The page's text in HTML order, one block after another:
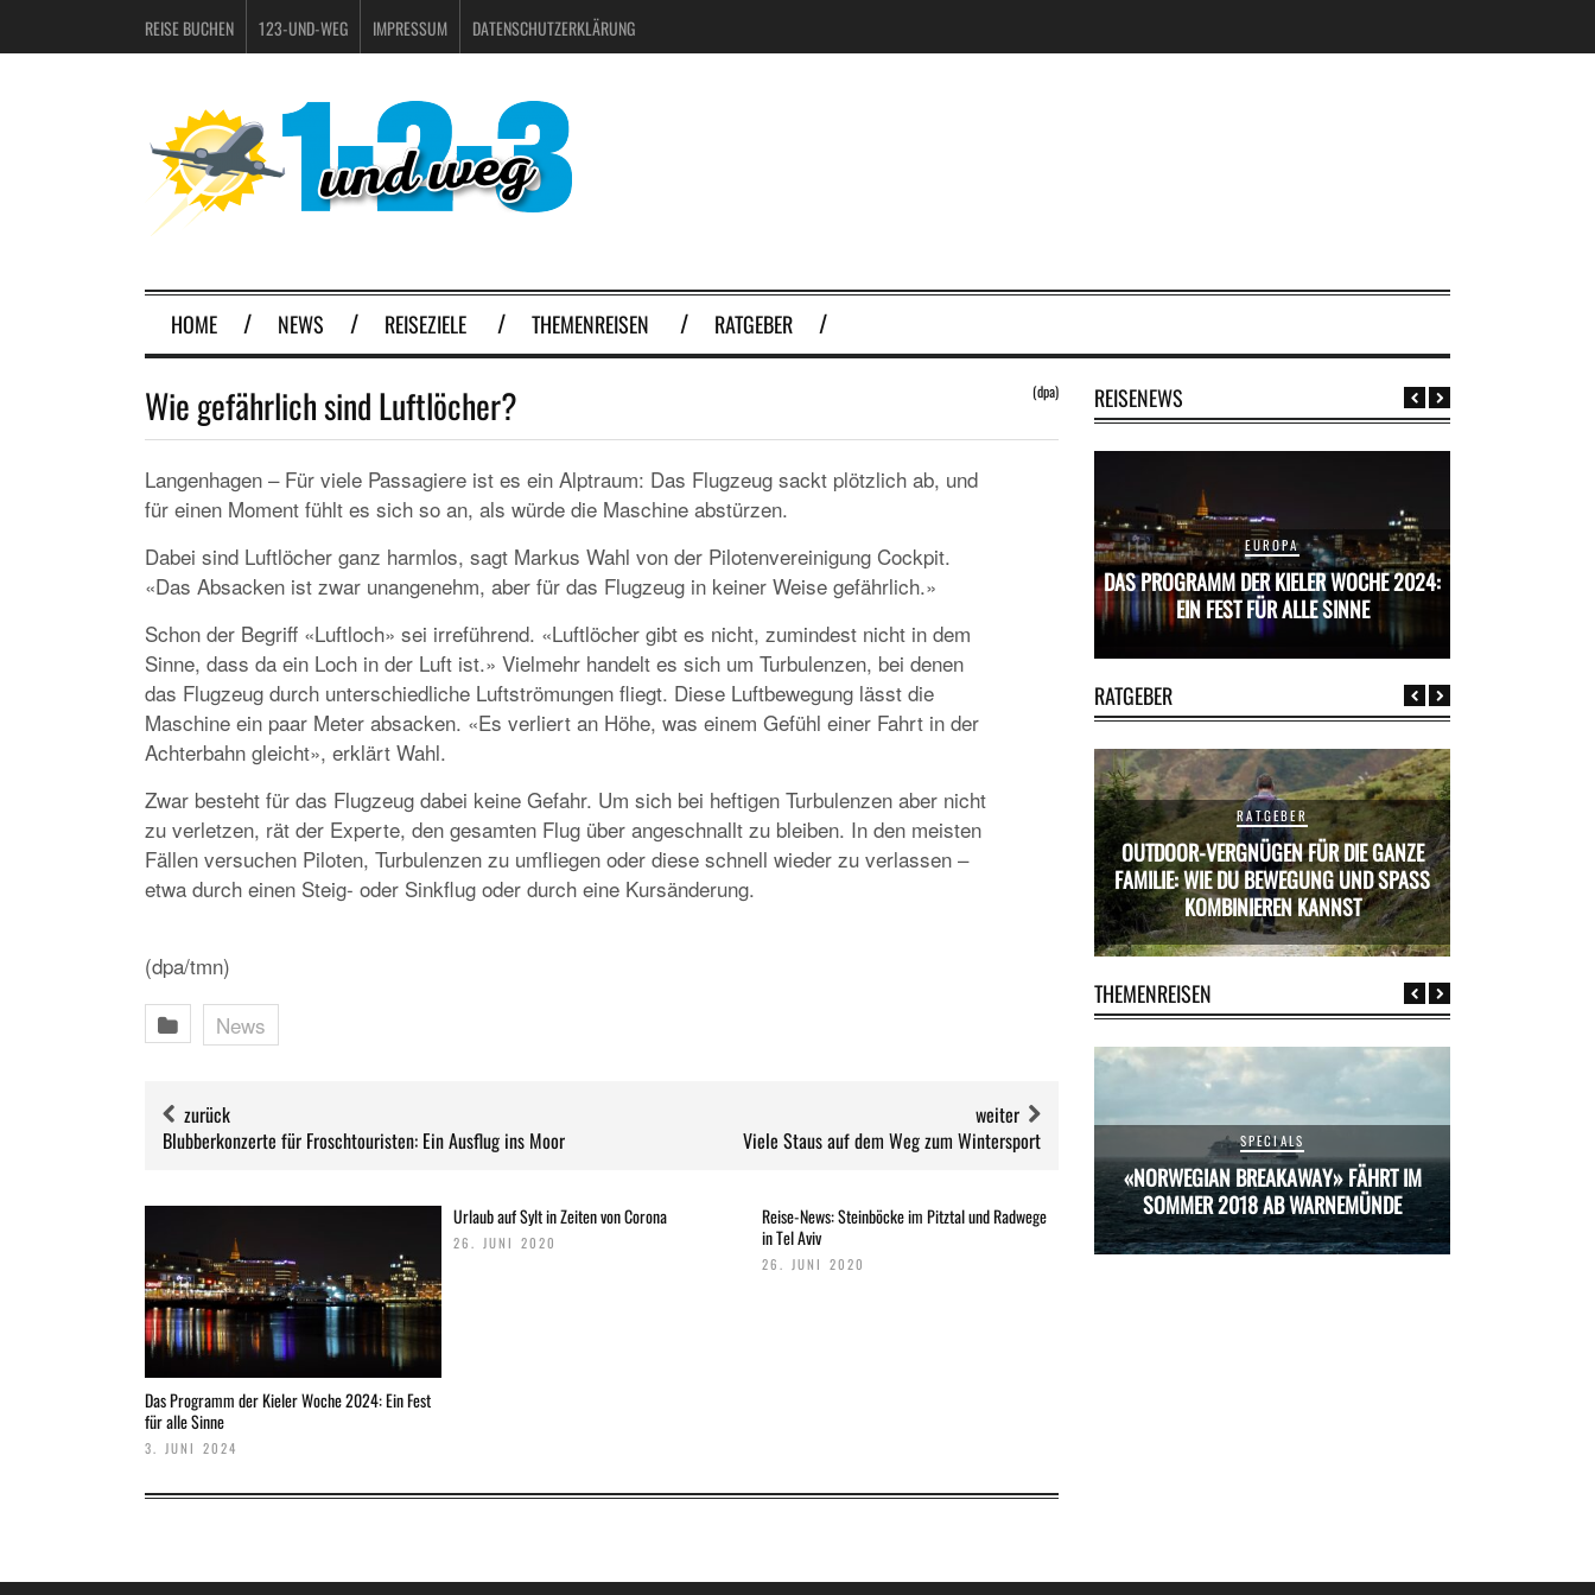
REISE BUCHEN 123-UND-WEG IMPRESSUM DATENSCHUTZERKLÄRUNG
HOME NEWS REISEZIELE THEMENREISEN RATGEBER
Wie gefährlich sind Luftlöcher? (dpa)
Langenhagen – Für viele Passagiere ist es ein Alptraum: Das Flugzeug sackt plötzlich ab, und
für einen Moment fühlt es sich so an, als würde die Maschine abstürzen.
Dabei sind Luftlöcher ganz harmlos, sagt Markus Wahl von der Pilotenvereinigung Cockpit.
«Das Absacken ist zwar unangenehm, aber für das Flugzeug in keiner Weise gefährlich.»
Schon der Begriff «Luftloch» sei irreführend. «Luftlöcher gibt es nicht, zumindest nicht in dem
Sinne, dass da ein Loch in der Luft ist.» Vielmehr handelt es sich um Turbulenzen, bei denen
das Flugzeug durch unterschiedliche Luftströmungen fliegt. Diese Luftbewegung lässt die
Maschine ein paar Meter absacken. «Es verliert an Höhe, was einem Gefühl einer Fahrt in der
Achterbahn gleicht», erklärt Wahl.
Zwar besteht für das Flugzeug dabei keine Gefahr. Um sich bei heftigen Turbulenzen aber nicht
zu verletzen, rät der Experte, den gesamten Flug über angeschnallt zu bleiben. In den meisten
Fällen versuchen Piloten, Turbulenzen zu umfliegen oder diese schnell wieder zu verlassen –
etwa durch einen Steig- oder Sinkflug oder durch eine Kursänderung.
(dpa/tmn)
News
zurück
Blubberkonzerte für Froschtouristen: Ein Ausflug ins Moor
weiter
Viele Staus auf dem Weg zum Wintersport
Das Programm der Kieler Woche 2024: Ein Fest
für alle Sinne
3. JUNI 2024
Urlaub auf Sylt in Zeiten von Corona
26. JUNI 2020
Reise-News: Steinböcke im Pitztal und Radwege
in Tel Aviv
26. JUNI 2020
REISENEWS
DAS PROGRAMM DER KIELER WOCHE 2024:
EIN FEST FÜR ALLE SINNE
EUROPA
DAS PROGRAMM DER KIELER WOCHE 2024:
EIN FEST FÜR ALLE SINNE
RATGEBER
RATGEBER
MIETWAGEN BUCHEN: TIPPS & TRICKS FÜR
RATGEBER
OUTDOOR-VERGNÜGEN FÜR DIE GANZE
FAMILIE: WIE DU BEWEGUNG UND SPASS K
OMBINIEREN KANNST
THEMENREISEN
SPECIALS SPECIALS
«NORWEGIAN BREAKAWAY» FÄHRT IM
SOMMER 2018 AB WARNEMÜNDE